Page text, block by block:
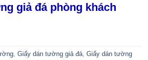
giả đá phòng khách
, Giấy dán tường giả đá, Giấy dán tường